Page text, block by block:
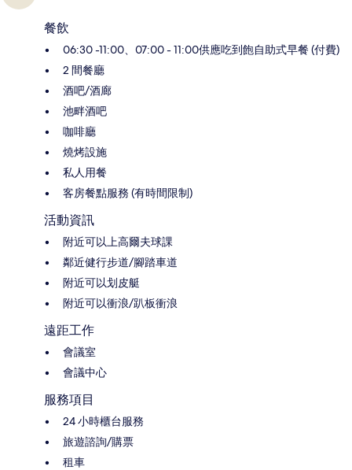
餐飲
06:30 -11:00、07:00 - 11:00供應吃到飽自助式早餐 (付費)
2 間餐廳
酒吧/酒廊
池畔酒吧
咖啡廳
燒烤設施
私人用餐
客房餐點服務 (有時間限制)
活動資訊
附近可以上高爾夫球課
鄰近健行步道/腳踏車道
附近可以划皮艇
附近可以衝浪/趴板衝浪
遠距工作
會議室
會議中心
服務項目
24 小時櫃台服務
旅遊諮詢/購票
租車